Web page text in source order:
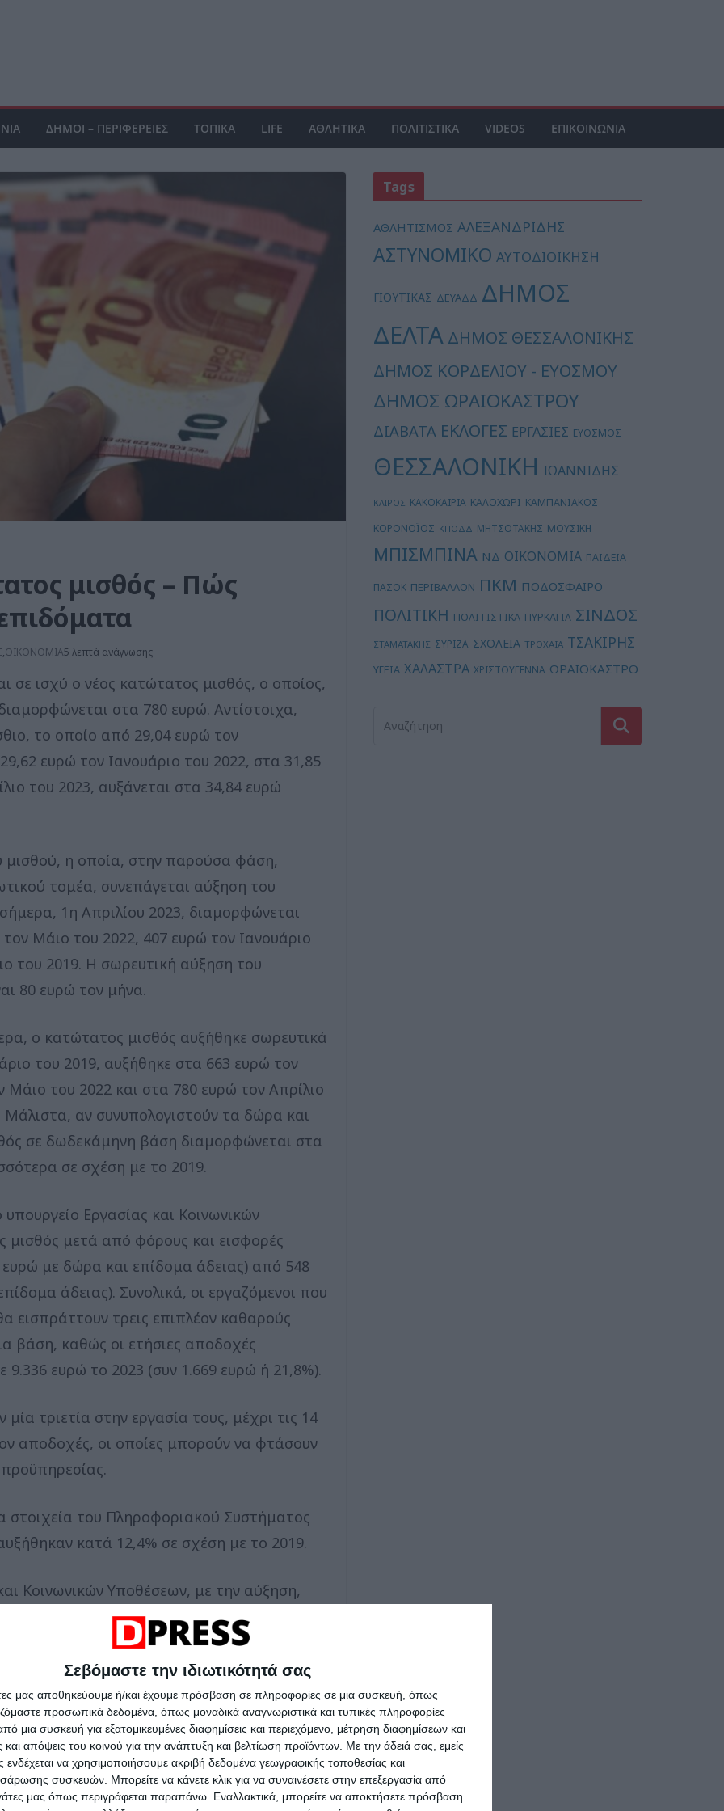
Σεβόμαστε την ιδιωτικότητά σας
μας αποθηκεύουμε ή/και έχουμε πρόσβαση σε πληροφορίες σε μια συσκευή, όπως
προσωπικά δεδομένα, όπως μοναδικά αναγνωριστικά και τυπικές πληροφορίες
μια συσκευή για εξατομικευμένες διαφημίσεις και περιεχόμενο, μέτρηση διαφημίσεων και
απόψεις του κοινού για την ανάπτυξη και βελτίωση προϊόντων. Με την άδειά σας, εμείς
ενδέχεται να χρησιμοποιήσουμε ακριβή δεδομένα γεωγραφικής τοποθεσίας και
συσκευών. Μπορείτε να κάνετε κλικ για να συναινέσετε στην επεξεργασία από
μας όπως περιγράφεται παραπάνω. Εναλλακτικά, μπορείτε να αποκτήσετε πρόσβαση
ΔΗΜΟΙ – ΠΕΡΙΦΕΡΕΙΕΣ ΤΟΠΙΚΑ LIFE ΑΘΛΗΤΙΚΑ ΠΟΛΙΤΙΣΤΙΚΑ VIDEOS ΕΠΙΚΟΙΝΩΝΙΑ
μισθός – Πώς
,ΟΙΚΟΝΟΜΙΑ5 λεπτά ανάγνωσης
σε ισχύ ο νέος κατώτατος μισθός, ο οποίος,
στα 780 ευρώ. Αντίστοιχα,
το οποίο από 29,04 ευρώ τον
ευρώ τον Ιανουάριο του 2022, στα 31,85
του 2023, αυξάνεται στα 34,84 ευρώ
η οποία, στην παρούσα φάση,
τομέα, συνεπάγεται αύξηση του
1η Απριλίου 2023, διαμορφώνεται
Μάιο του 2022, 407 ευρώ τον Ιανουάριο
του 2019. Η σωρευτική αύξηση του
80 ευρώ τον μήνα.
ο κατώτατος μισθός αυξήθηκε σωρευτικά
του 2019, αυξήθηκε στα 663 ευρώ τον
του 2022 και στα 780 ευρώ τον Απρίλιο
αν συνυπολογιστούν τα δώρα και
σε δωδεκάμηνη βάση διαμορφώνεται στα
σε σχέση με το 2019.
Εργασίας και Κοινωνικών
μισθός μετά από φόρους και εισφορές
με δώρα και επίδομα άδειας) από 548
άδειας). Συνολικά, οι εργαζόμενοι που
εισπράττουν τρεις επιπλέον καθαρούς
βάση, καθώς οι ετήσιες αποδοχές
ευρώ το 2023 (συν 1.669 ευρώ ή 21,8%).
τριετία στην εργασία τους, μέχρι τις 14
αποδοχές, οι οποίες μπορούν να φτάσουν
του Πληροφοριακού Συστήματος
κατά 12,4% σε σχέση με το 2019.
Κοινωνικών Υποθέσεων, με την αύξηση,
στη 10η θέση μεταξύ των 22 χωρών-μελών
τη 13η θέση προηγουμένως και, σε όρους
θέση από τη 18η προηγουμένως.
και δίκαιη αύξηση του κατώτατου
το εισόδημα των εργαζομένων, ιδίως των
εισαγόμενο πληθωρισμό, χωρίς να
οι οποίες επίσης επηρεάζονται από τη
Tags
ΑΘΛΗΤΙΣΜΟΣ ΑΛΕΞΑΝΔΡΙΔΗΣ
ΑΣΤΥΝΟΜΙΚΟ ΑΥΤΟΔΙΟΙΚΗΣΗ
ΓΙΟΥΤΙΚΑΣ ΔΕΥΑΔΔ ΔΗΜΟΣ
ΔΕΛΤΑ ΔΗΜΟΣ ΘΕΣΣΑΛΟΝΙΚΗΣ
ΔΗΜΟΣ ΚΟΡΔΕΛΙΟΥ - ΕΥΟΣΜΟΥ
ΔΗΜΟΣ ΩΡΑΙΟΚΑΣΤΡΟΥ
ΔΙΑΒΑΤΑ ΕΚΛΟΓΕΣ ΕΡΓΑΣΙΕΣ ΕΥΟΣΜΟΣ
ΘΕΣΣΑΛΟΝΙΚΗ ΙΩΑΝΝΙΔΗΣ
ΚΑΙΡΟΣ ΚΑΚΟΚΑΙΡΙΑ ΚΑΛΟΧΩΡΙ ΚΑΜΠΑΝΙΑΚΟΣ
ΚΟΡΟΝΟΪΟΣ ΚΠΟΔΔ ΜΗΤΣΟΤΑΚΗΣ ΜΟΥΣΙΚΗ
ΜΠΙΣΜΠΙΝΑ ΝΔ ΟΙΚΟΝΟΜΙΑ ΠΑΙΔΕΙΑ
ΠΑΣΟΚ ΠΕΡΙΒΑΛΛΟΝ ΠΚΜ ΠΟΔΟΣΦΑΙΡΟ
ΠΟΛΙΤΙΚΗ ΠΟΛΙΤΙΣΤΙΚΑ ΠΥΡΚΑΓΙΑ ΣΙΝΔΟΣ
ΣΤΑΜΑΤΑΚΗΣ ΣΥΡΙΖΑ ΣΧΟΛΕΙΑ ΤΡΟΧΑΙΑ ΤΣΑΚΙΡΗΣ
ΥΓΕΙΑ ΧΑΛΑΣΤΡΑ ΧΡΙΣΤΟΥΓΕΝΝΑ ΩΡΑΙΟΚΑΣΤΡΟ